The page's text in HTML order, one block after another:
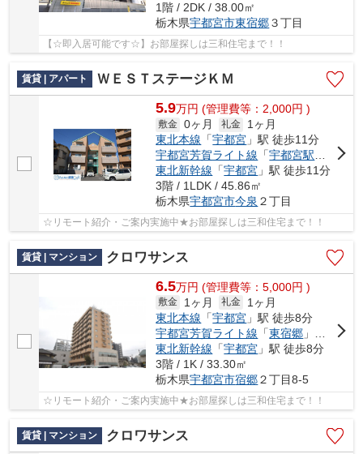
1階 / 2DK / 38.00㎡
栃木県宇都宮市東宿郷３丁目
【☆即入居可能です☆】お部屋探しは三和住宅まで！！
賃貸 | アパート ＷＥＳＴステージＫＭ
5.9万円 (管理費等：2,000円 )
敷金 0ヶ月 礼金
1ヶ月
東北本線 「宇都宮 」駅 徒歩11分
宇都宮芳賀ライト線 「宇都宮駅東口
」
東北新幹線 「宇都宮 」駅 徒歩11分
3階 / 1LDK / 45.86㎡
栃木県宇都宮市今泉 ２丁目
☆リモート紹介・ご案内実施中★お部屋探しは三和住宅まで！！
賃貸 | マンション クロワサンス
6.5万円 (管理費等：5,000円 )
敷金 1ヶ月 礼金
1ヶ月
東北本線 「宇都宮 」駅 徒歩8分
宇都宮芳賀ライト線 「東宿郷 」駅 徒歩9分
東北新幹線 「宇都宮 」駅 徒歩8分
3階 / 1K / 33.30㎡
栃木県宇都宮市宿郷２丁目8-5
☆リモート紹介・ご案内実施中★お部屋探しは三和住宅まで！！
賃貸 | マンション クロワサンス